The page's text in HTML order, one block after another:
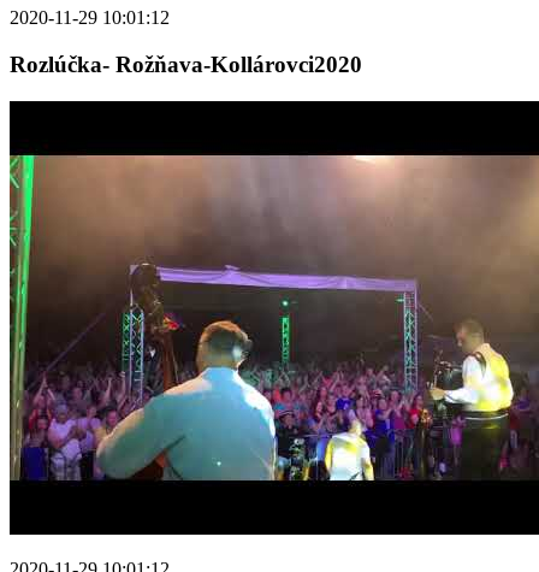
2020-11-29 10:01:12
Rozlúčka- Rožňava-Kollárovci2020